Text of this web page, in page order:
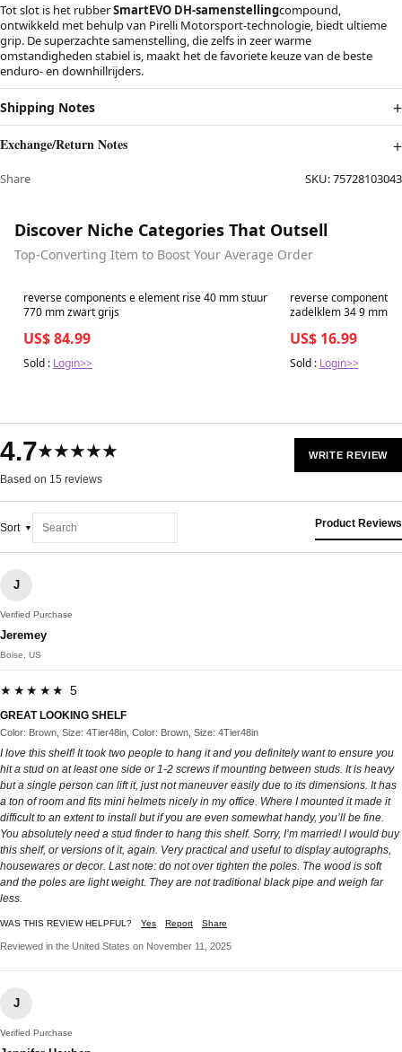
Tot slot is het rubberSmartEVO DH-samenstellingcompound,
ontwikkeld met behulp van Pirelli Motorsport-technologie, biedt ultieme
grip. De superzachte samenstelling, die zelfs in zeer warme
omstandigheden stabiel is, maakt het de favoriete keuze van de beste
enduro- en downhillrijders.
Shipping Notes
Exchange/Return Notes
Share SKU:75728103043
Discover Niche Categories That Outsell
Top-Converting Item to Boost Your Average Order
Best in 7 days
reverse components e element rise 40 mm stuur
770 mm zwart grijs
US$ 84.99
Sold : Login>>
Best in 7 days
reverse components
zadelklem 34 9 mm
US$ 16.99
Sold : Login>>
4.7★★★★★
Based on 15 reviews
WRITE REVIEW
Sort Product Reviews
J
Verified Purchase
Jeremey
Boise, US
★★★★★ 5
GREAT LOOKING SHELF
Color: Brown, Size: 4Tier48in, Color: Brown, Size: 4Tier48in
I love this shelf! It took two people to hang it and you definitely want to ensure you
hit a stud on at least one side or 1-2 screws if mounting between studs. It is heavy
but a single person can lift it, just not maneuver easily due to its dimensions. It has
a ton of room and fits mini helmets nicely in my office. Where I mounted it made it
difficult to an extent to install but if you are even somewhat handy, you’ll be fine.
You absolutely need a stud finder to hang this shelf. Sorry, I’m married! I would buy
this shelf, or versions of it, again. Very practical and useful to display autographs,
housewares or decor. Last note: do not over tighten the poles. The wood is soft
and the poles are light weight. They are not traditional black pipe and weigh far
less.
WAS THIS REVIEW HELPFUL? Yes Report Share
Reviewed in the United States on November 11, 2025
J
Verified Purchase